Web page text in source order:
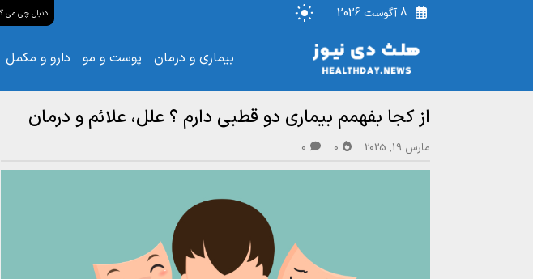
8 آگوست 2026
بیماری و درمان پوست و مو دارو و مکمل
از کجا بفهمم بیماری دو قطبی دارم ؟ علل، علائم و درمان
مارس 19, 2025 0
0